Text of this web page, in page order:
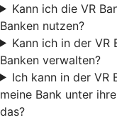
Kann ich die VR
Banken nutzen?
Kann ich in der VR
Banken verwalten?
Ich kann in der VR
meine Bank unter
das?